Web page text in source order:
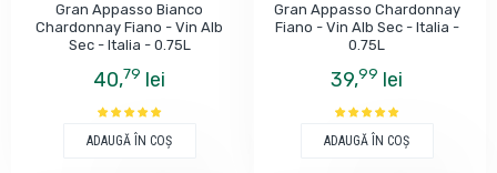
Gran Appasso Bianco
Chardonnay Fiano - Vin Alb
Sec - Italia - 0.75L
40,79 lei
ADAUGĂ ÎN COŞ
Gran Appasso Chardonnay
Fiano - Vin Alb Sec - Italia -
0.75L
39,99 lei
ADAUGĂ ÎN COŞ